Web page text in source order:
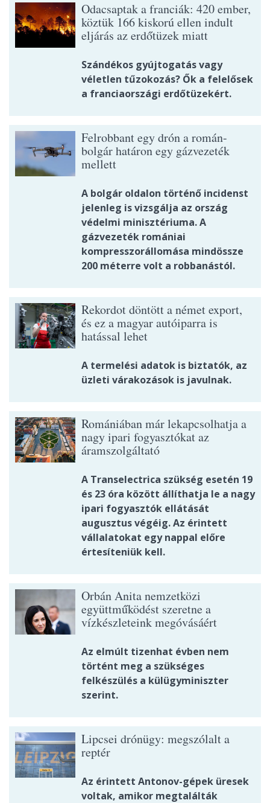
Odacsaptak a franciák: 420 ember,
köztük 166 kiskorú ellen indult
eljárás az erdőtüzek miatt
Szándékos gyújtogatás vagy
véletlen tűzokozás? Ők a felelősek
a franciaországi erdőtüzekért.
Felrobbant egy drón a román-
bolgár határon egy gázvezeték
mellett
A bolgár oldalon történő incidenst
jelenleg is vizsgálja az ország
védelmi minisztériuma. A
gázvezeték romániai
kompresszorállomása mindössze
200 méterre volt a robbanástól.
Rekordot döntött a német export,
és ez a magyar autóiparra is
hatással lehet
A termelési adatok is biztatók, az
üzleti várakozások is javulnak.
Romániában már lekapcsolhatja a
nagy ipari fogyasztókat az
áramszolgáltató
A Transelectrica szükség esetén 19
és 23 óra között állíthatja le a nagy
ipari fogyasztók ellátását
augusztus végéig. Az érintett
vállalatokat egy nappal előre
értesíteniük kell.
Orbán Anita nemzetközi
együttműködést szeretne a
vízkészleteink megóvásáért
Az elmúlt tizenhat évben nem
történt meg a szükséges
felkészülés a külügyminiszter
szerint.
Lipcsei drónügy: megszólalt a
reptér
Az érintett Antonov-gépek üresek
voltak, amikor megtalálták